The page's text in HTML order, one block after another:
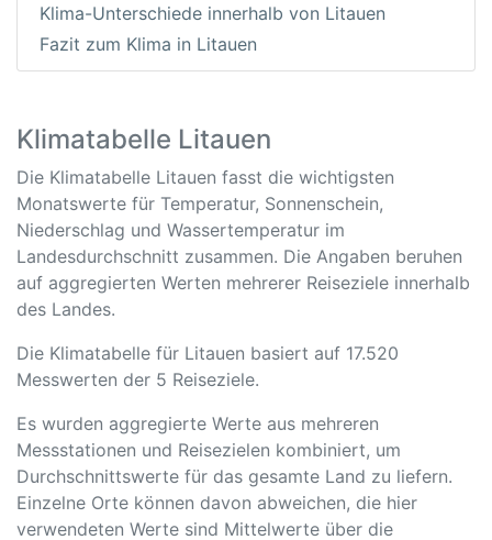
Klima-Unterschiede innerhalb von Litauen
Fazit zum Klima in Litauen
Klimatabelle Litauen
Die Klimatabelle Litauen fasst die wichtigsten
Monatswerte für Temperatur, Sonnenschein,
Niederschlag und Wassertemperatur im
Landesdurchschnitt zusammen. Die Angaben beruhen
auf aggregierten Werten mehrerer Reiseziele innerhalb
des Landes.
Die Klimatabelle für Litauen basiert auf 17.520
Messwerten der 5 Reiseziele.
Es wurden aggregierte Werte aus mehreren
Messstationen und Reisezielen kombiniert, um
Durchschnittswerte für das gesamte Land zu liefern.
Einzelne Orte können davon abweichen, die hier
verwendeten Werte sind Mittelwerte über die